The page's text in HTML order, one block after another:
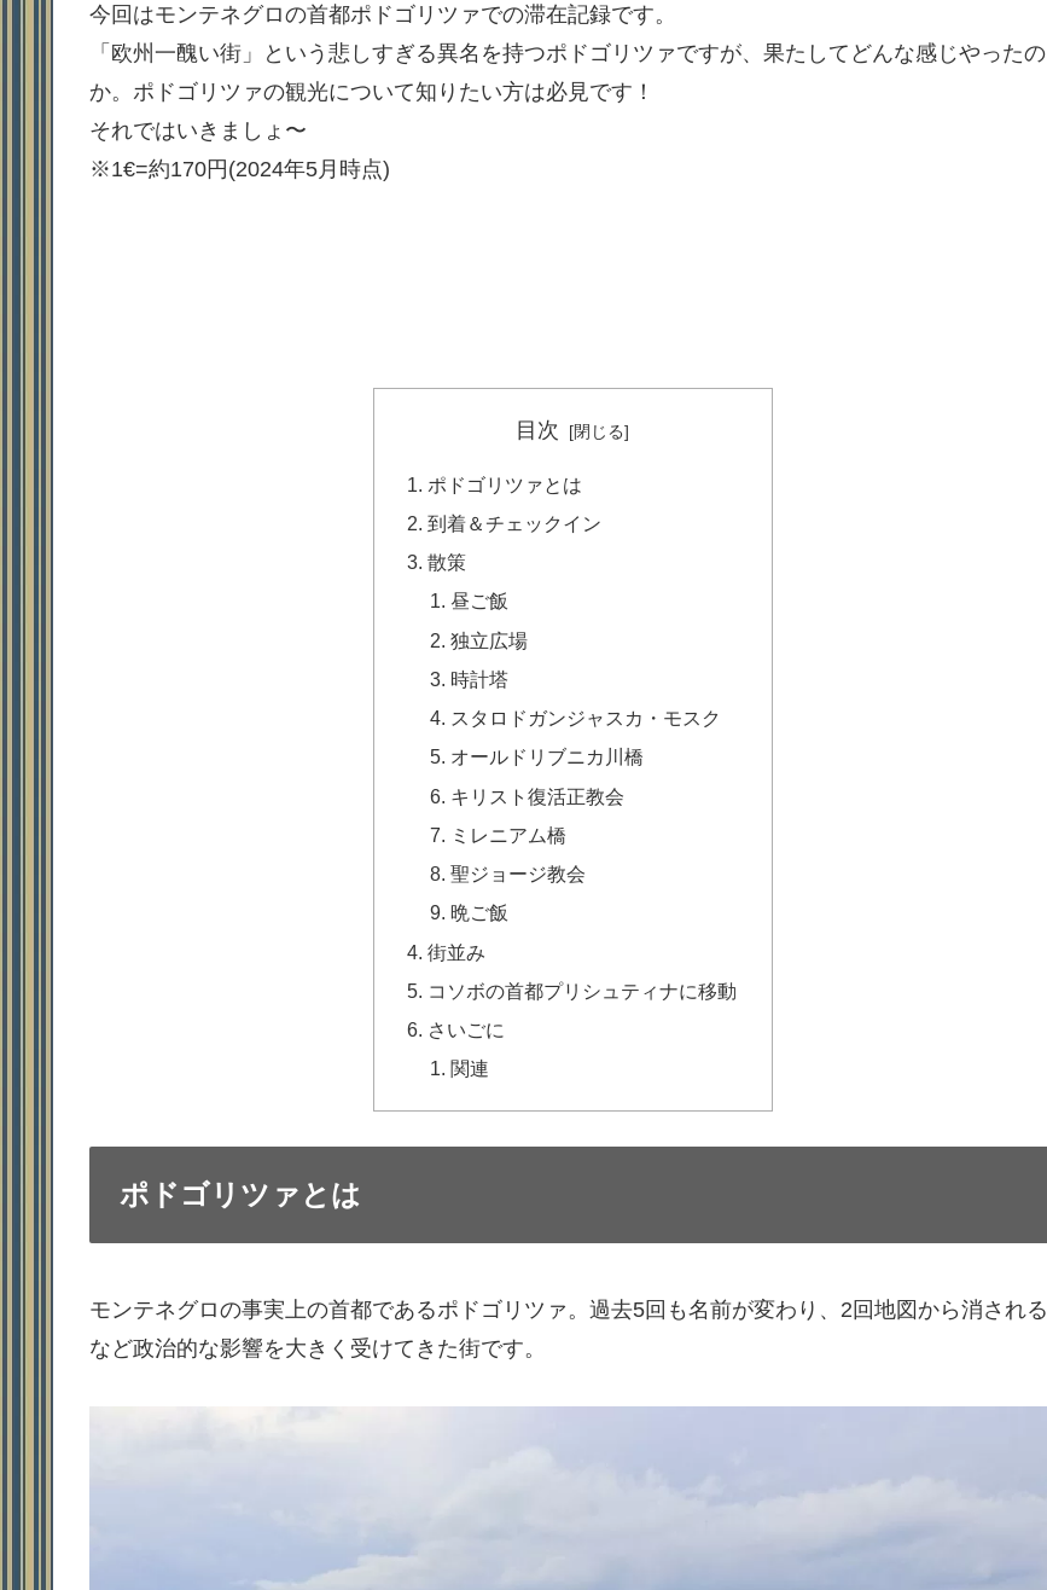
今回はモンテネグロの首都ポドゴリツァでの滞在記録です。
「欧州一醜い街」という悲しすぎる異名を持つポドゴリツァですが、果たしてどんな感じやったの
か。ポドゴリツァの観光について知りたい方は必見です！
それではいきましょ〜
※1€=約170円(2024年5月時点)
目次
ポドゴリツァとは
到着＆チェックイン
散策
昼ご飯
独立広場
時計塔
スタロドガンジャスカ・モスク
オールドリブニカ川橋
キリスト復活正教会
ミレニアム橋
聖ジョージ教会
晩ご飯
街並み
コソボの首都プリシュティナに移動
さいごに
関連
ポドゴリツァとは
モンテネグロの事実上の首都であるポドゴリツァ。過去5回も名前が変わり、2回地図から消される
など政治的な影響を大きく受けてきた街です。